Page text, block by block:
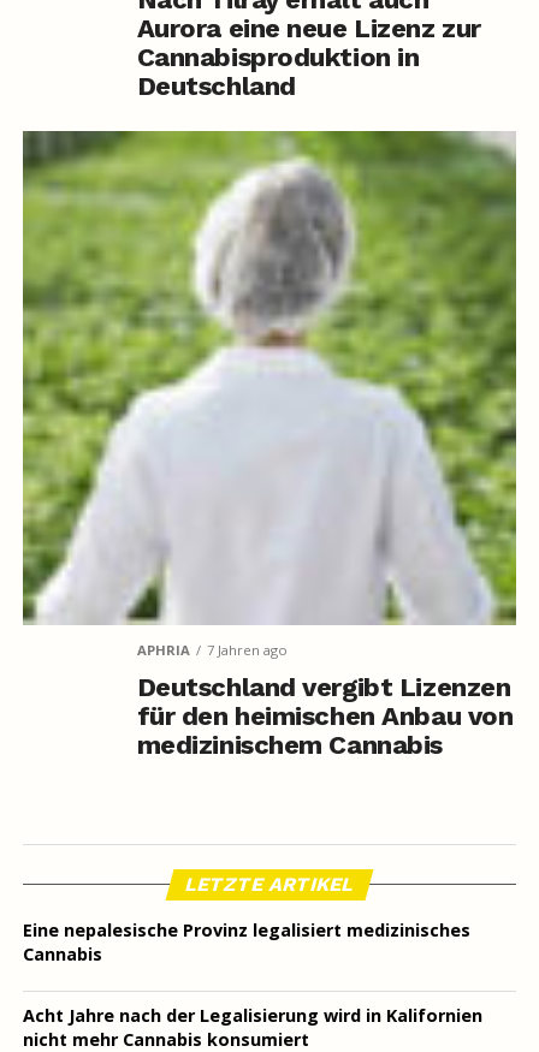
Aurora eine neue Lizenz zur
Cannabisproduktion in
Deutschland
APHRIA 7 Jahren ago
Deutschland vergibt Lizenzen
für den heimischen Anbau von
medizinischem Cannabis
LETZTE ARTIKEL
Eine nepalesische Provinz legalisiert medizinisches
Cannabis
Acht Jahre nach der Legalisierung wird in Kalifornien
nicht mehr Cannabis konsumiert